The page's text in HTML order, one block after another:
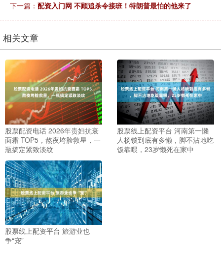
下一篇： 配资入门网 不顾追杀令接班！特朗普最怕的他来了
相关文章
股票配资电话 2026年贵妇抗衰
面霜 TOP5，熬夜垮脸救星，一
瓶搞定紧致淡纹
股票线上配资平台 河南第一懒
人杨锁到底有多懒，脚不沾地吃
饭靠喂，23岁懒死在家中
股票线上配资平台 旅游业也
争“宠”